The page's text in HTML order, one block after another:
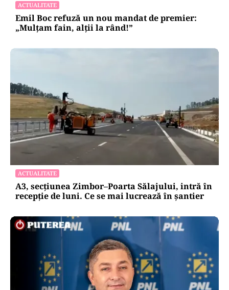
ACTUALITATE
Emil Boc refuză un nou mandat de premier:
„Mulțam fain, alții la rând!”
ACTUALITATE
A3, secțiunea Zimbor–Poarta Sălajului, intră în
recepție de luni. Ce se mai lucrează în șantier